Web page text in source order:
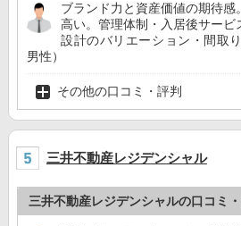
ブランド力と資産価値の期待
高い。管理体制・入居後サービ
設計のバリエーション・間取
男性）
その他の口コミ・評判
三井不動産レジデンシャル
三井不動産レジデンシャルの口コミ